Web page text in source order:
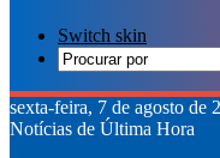
Switch skin
sexta-feira, 7 de agosto de
Notícias de Última Hora